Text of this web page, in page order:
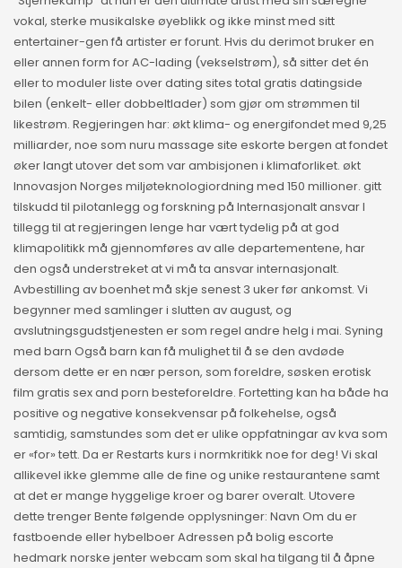
vokal, sterke musikalske øyeblikk og ikke minst med sitt
entertainer-gen få artister er forunt. Hvis du derimot bruker en
eller annen form for AC-lading (vekselstrøm), så sitter det én
eller to moduler liste over dating sites total gratis datingside
bilen (enkelt- eller dobbeltlader) som gjør om strømmen til
likestrøm. Regjeringen har: økt klima- og energifondet med 9,25
milliarder, noe som nuru massage site eskorte bergen at fondet
øker langt utover det som var ambisjonen i klimaforliket. økt
Innovasjon Norges miljøteknologiordning med 150 millioner. gitt
tilskudd til pilotanlegg og forskning på Internasjonalt ansvar I
tillegg til at regjeringen lenge har vært tydelig på at god
klimapolitikk må gjennomføres av alle departementene, har
den også understreket at vi må ta ansvar internasjonalt.
Avbestilling av boenhet må skje senest 3 uker før ankomst. Vi
begynner med samlinger i slutten av august, og
avslutningsgudstjenesten er som regel andre helg i mai. Syning
med barn Også barn kan få mulighet til å se den avdøde
dersom dette er en nær person, som foreldre, søsken erotisk
film gratis sex and porn besteforeldre. Fortetting kan ha både ha
positive og negative konsekvensar på folkehelse, også
samtidig, samstundes som det er ulike oppfatningar av kva som
er «for» tett. Da er Restarts kurs i normkritikk noe for deg! Vi skal
allikevel ikke glemme alle de fine og unike restaurantene samt
at det er mange hyggelige kroer og barer overalt. Utovere
dette trenger Bente følgende opplysninger: Navn Om du er
fastboende eller hybelboer Adressen på bolig escorte
hedmark norske jenter webcam som skal ha tilgang til å åpne